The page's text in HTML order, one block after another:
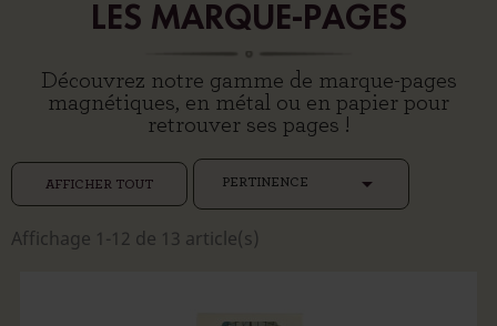
LES MARQUE-PAGES
Découvrez notre gamme de marque-pages
magnétiques, en métal ou en papier pour
retrouver ses pages !
AFFICHER TOUT PERTINENCE 
Affichage 1-12 de 13 article(s)